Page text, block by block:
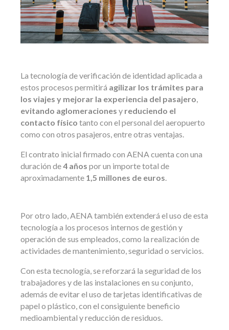
La tecnología de verificación de identidad aplicada a
estos procesos permitirá agilizar los trámites para
los viajes y mejorar la experiencia del pasajero
evitando aglomeraciones y reduciendo el
contacto físico tanto con el personal del aeropuerto
como con otros pasajeros, entre otras ventajas.
El contrato inicial firmado con AENA cuenta con una
duración de4 años por un importe total de
aproximadamente 1,5 millones de euros
Por otro lado, AENA también extenderá el uso de esta
tecnología a los procesos internos de gestión y
operación de sus empleados, como la realización de
actividades de mantenimiento, seguridad o servicios.
Con esta tecnología, se reforzará la seguridad de los
trabajadores y de las instalaciones en su conjunto,
además de evitar el uso de tarjetas identificativas de
papel o plástico, con el consiguiente beneficio
medioambiental y reducción de residuos.